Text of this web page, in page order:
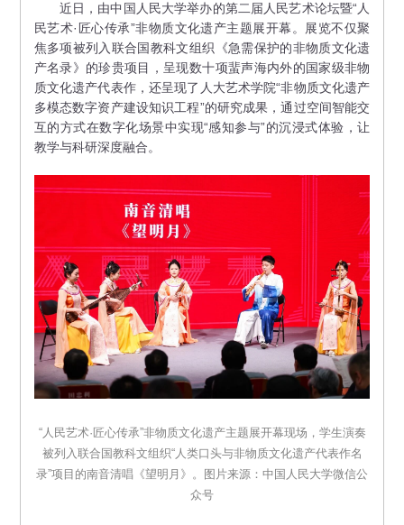
科普活动
近日，由中国人民大学举办的第二届人民艺术论坛暨“人
民艺术·匠心传承”非物质文化遗产主题展开幕。展览不仅聚
焦多项被列入联合国教科文组织《急需保护的非物质文化遗
产名录》的珍贵项目，呈现数十项蜚声海内外的国家级非物
质文化遗产代表作，还呈现了人大艺术学院“非物质文化遗产
多模态数字资产建设知识工程”的研究成果，通过空间智能交
互的方式在数字化场景中实现“感知参与”的沉浸式体验，让
教学与科研深度融合。
“人民艺术·匠心传承”非物质文化遗产主题展开幕现场，学生演奏
被列入联合国教科文组织“人类口头与非物质文化遗产代表作名
录”项目的南音清唱《望明月》。图片来源：中国人民大学微信公
众号